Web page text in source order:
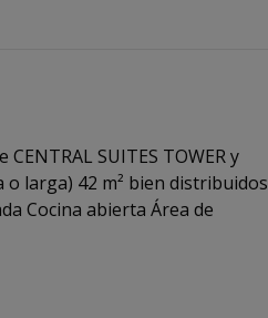
SUITES TOWER y
larga) 42 m² bien distribuidos
Cocina abierta Área de